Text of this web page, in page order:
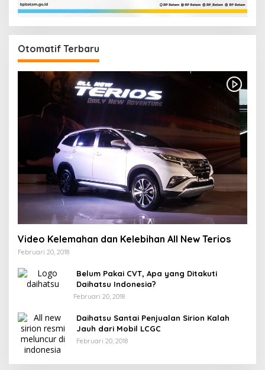
Otomatif Terbaru
Video Kelemahan dan Kelebihan All New Terios
Februari 20, 2018
Belum Pakai CVT, Apa yang Ditakuti
Daihatsu Indonesia?
Februari 20, 2018
Daihatsu Santai Penjualan Sirion Kalah
Jauh dari Mobil LCGC
Februari 20, 2018